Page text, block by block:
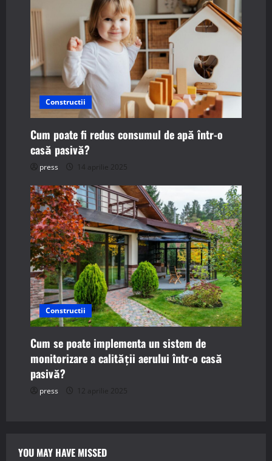
Constructii
Cum poate fi redus consumul de apă într-o
casă pasivă?
press 14 aprilie 2025
Constructii
Cum se poate implementa un sistem de
monitorizare a calității aerului într-o casă
pasivă?
press 12 aprilie 2025
YOU MAY HAVE MISSED